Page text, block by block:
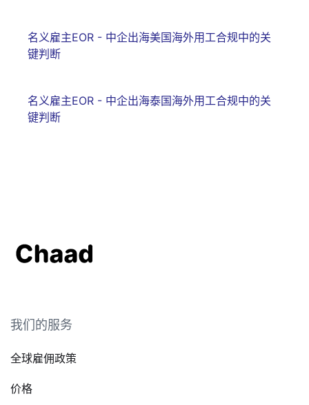
名义雇主EOR - 中企出海美国海外用工合规中的关
键判断
名义雇主EOR - 中企出海泰国海外用工合规中的关
键判断
我们的服务
全球雇佣政策
价格